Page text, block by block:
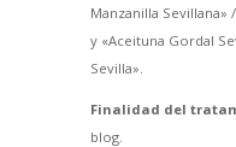
Manzanilla Sevillana»
y «Aceituna Gordal
Sevilla».
Finalidad del
blog.